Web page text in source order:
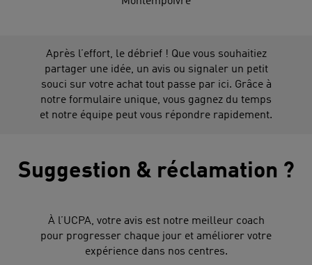
Après l’effort, le débrief ! Que vous souhaitiez
partager une idée, un avis ou signaler un petit
souci sur votre achat tout passe par ici. Grâce à
notre formulaire unique, vous gagnez du temps
et notre équipe peut vous répondre rapidement.
Suggestion & réclamation ?
À l’UCPA, votre avis est notre meilleur coach
pour progresser chaque jour et améliorer votre
expérience dans nos centres.